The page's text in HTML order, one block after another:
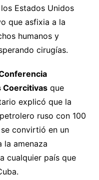
Estados Unidos
que asfixia a la
humanos y
cirugías.
Coercitivasque
explicó que la
ruso con 100
convirtió en un
la amenaza
cualquier país que